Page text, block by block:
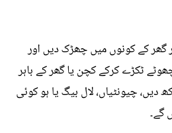
گھر کے کونوں میں چھڑک دیں اور
ٹکڑے کرکے کچن یا گھر کے باہر
دیں، چیونٹیاں، لال بیگ یا ہو کوئی
گے۔